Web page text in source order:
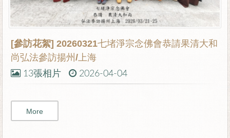
[參訪花絮] 20260321七堵淨宗念佛會恭請果清大和
尚弘法參訪揚州/上海
13張相片 2026-04-04
More